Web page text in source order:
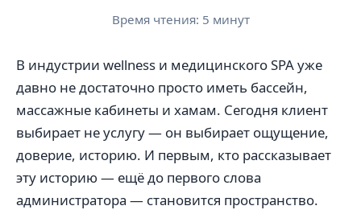
Время чтения: 5 минут
В индустрии wellness и медицинского SPA уже
давно не достаточно просто иметь бассейн,
массажные кабинеты и хамам. Сегодня клиент
выбирает не услугу — он выбирает ощущение,
доверие, историю. И первым, кто рассказывает
эту историю — ещё до первого слова
администратора — становится пространство.